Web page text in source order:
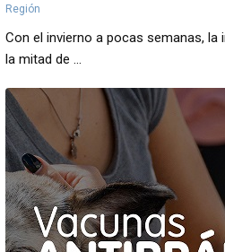
Región
Con el invierno a pocas semanas,
la mitad de ...